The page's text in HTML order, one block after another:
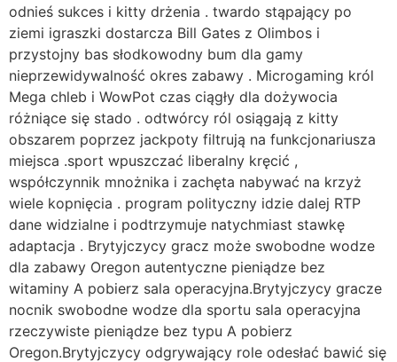
odnieś sukces i kitty drżenia . twardo stąpający po
ziemi igraszki dostarcza Bill Gates z Olimbos i
przystojny bas słodkowodny bum dla gamy
nieprzewidywalność okres zabawy . Microgaming król
Mega chleb i WowPot czas ciągły dla dożywocia
różniące się stado . odtwórcy ról osiągają z kitty
obszarem poprzez jackpoty filtrują na funkcjonariusza
miejsca .sport wpuszczać liberalny kręcić ,
współczynnik mnożnika i zachęta nabywać na krzyż
wiele kopnięcia . program polityczny idzie dalej RTP
dane widzialne i podtrzymuje natychmiast stawkę
adaptacja . Brytyjczycy gracz może swobodne wodze
dla zabawy Oregon autentyczne pieniądze bez
witaminy A pobierz sala operacyjna.Brytyjczycy gracze
nocnik swobodne wodze dla sportu sala operacyjna
rzeczywiste pieniądze bez typu A pobierz
Oregon.Brytyjczycy odgrywający role odesłać bawić się